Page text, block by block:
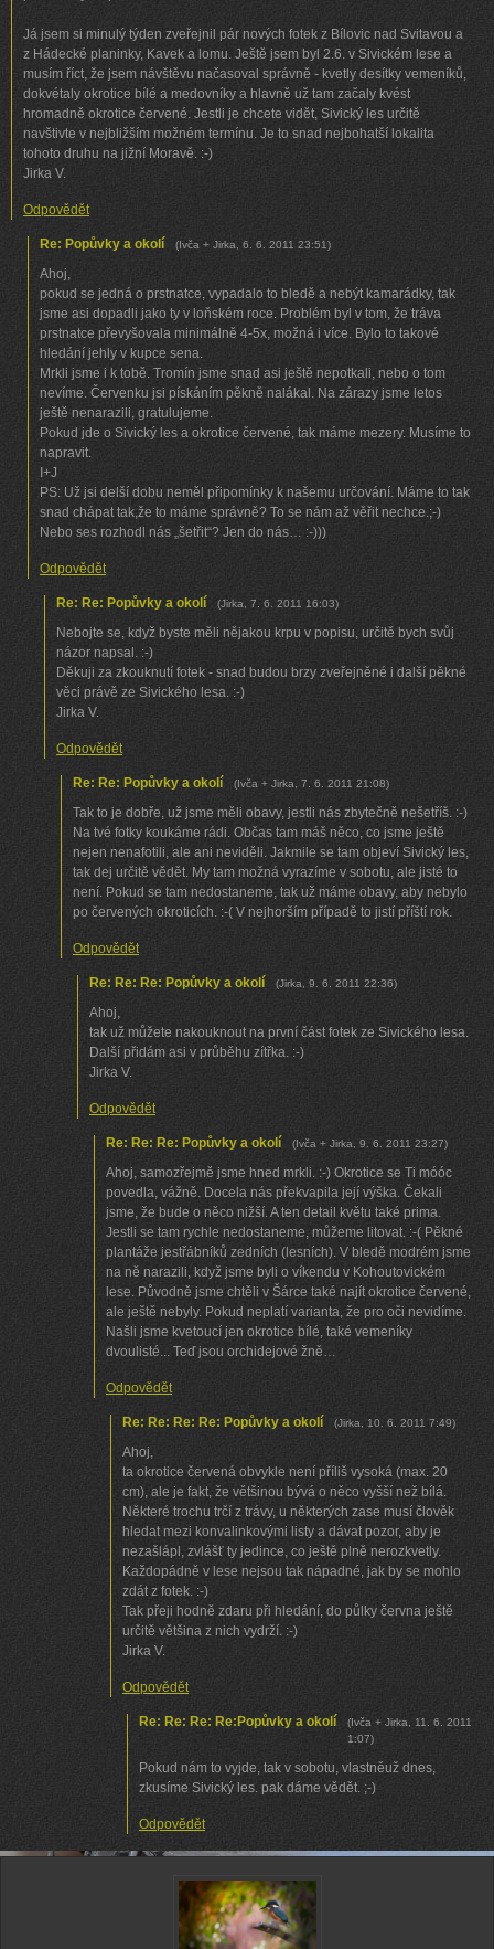
Já jsem si minulý týden zveřejnil pár nových fotek z Bílovic nad Svitavou a
z Hádecké planinky, Kavek a lomu. Ještě jsem byl 2.6. v Sivickém lese a
musím říct, že jsem návštěvu načasoval správně - kvetly desítky vemeníků,
dokvétaly okrotice bílé a medovníky a hlavně už tam začaly kvést
hromadně okrotice červené. Jestli je chcete vidět, Sivický les určitě
navštivte v nejbližším možném termínu. Je to snad nejbohatší lokalita
tohoto druhu na jižní Moravě. :-)
Jirka V.
Odpovědět
Re: Popůvky a okolí (Ivča + Jirka 6. 6. 2011 23:51)
Ahoj,
pokud se jedná o prstnatce, vypadalo to bledě a nebýt kamarádky, tak
jsme asi dopadli jako ty v loňském roce. Problém byl v tom, že tráva
prstnatce převyšovala minimálně 4-5x, možná i více. Bylo to takové
hledání jehly v kupce sena.
Mrkli jsme i k tobě. Tromín jsme snad asi ještě nepotkali, nebo o tom
nevíme. Červenku jsi pískáním pěkně nalákal. Na zárazy jsme letos
ještě nenarazili, gratulujeme.
Pokud jde o Sivický les a okrotice červené, tak máme mezery. Musíme to
napravit.
I+J
PS: Už jsi delší dobu neměl připomínky k našemu určování. Máme to tak
snad chápat tak,že to máme správně? To se nám až věřit nechce.;-)
Nebo ses rozhodl nás „šetřit“? Jen do nás… :-)))
Odpovědět
Re: Re: Popůvky a okolí (Jirka 7. 6. 2011 16:03)
Nebojte se, když byste měli nějakou krpu v popisu, určitě bych svůj
názor napsal. :-)
Děkuji za zkouknutí fotek - snad budou brzy zveřejněné i další pěkné
věci právě ze Sivického lesa. :-)
Jirka V.
Odpovědět
Re: Re: Popůvky a okolí (Ivča + Jirka 7. 6. 2011 21:08)
Tak to je dobře, už jsme měli obavy, jestli nás zbytečně nešetříš. :-)
Na tvé fotky koukáme rádi. Občas tam máš něco, co jsme ještě
nejen nenafotili, ale ani neviděli. Jakmile se tam objeví Sivický les,
tak dej určitě vědět. My tam možná vyrazíme v sobotu, ale jisté to
není. Pokud se tam nedostaneme, tak už máme obavy, aby nebylo
po červených okroticích. :-( V nejhorším případě to jistí příští rok.
Odpovědět
Re: Re: Re: Popůvky a okolí (Jirka 9. 6. 2011 22:36)
Ahoj,
tak už můžete nakouknout na první část fotek ze Sivického lesa.
Další přidám asi v průběhu zítřka. :-)
Jirka V.
Odpovědět
Re: Re: Re: Popůvky a okolí (Ivča + Jirka 9. 6. 2011 23:27)
Ahoj, samozřejmě jsme hned mrkli. :-) Okrotice se Ti móóc
povedla, vážně. Docela nás překvapila její výška. Čekali
jsme, že bude o něco nižší. A ten detail květu také prima.
Jestli se tam rychle nedostaneme, můžeme litovat. :-( Pěkné
plantáže jestřábníků zedních (lesních). V bledě modrém jsme
na ně narazili, když jsme byli o víkendu v Kohoutovickém
lese. Původně jsme chtěli v Šárce také najít okrotice červené,
ale ještě nebyly. Pokud neplatí varianta, že pro oči nevidíme.
Našli jsme kvetoucí jen okrotice bílé, také vemeníky
dvoulisté... Teď jsou orchidejové žně…
Odpovědět
Re: Re: Re: Re: Popůvky a okolí (Jirka 10. 6. 2011 7:49)
Ahoj,
ta okrotice červená obvykle není příliš vysoká (max. 20
cm), ale je fakt, že většinou bývá o něco vyšší než bílá.
Některé trochu trčí z trávy, u některých zase musí člověk
hledat mezi konvalinkovými listy a dávat pozor, aby je
nezašlápl, zvlášť ty jedince, co ještě plně nerozkvetly.
Každopádně v lese nejsou tak nápadné, jak by se mohlo
zdát z fotek. :-)
Tak přeji hodně zdaru při hledání, do půlky června ještě
určitě většina z nich vydrží. :-)
Jirka V.
Odpovědět
Re: Re: Re: Re:Popůvky a okolí (Ivča + Jirka
11. 6. 2011
1:07)
Pokud nám to vyjde, tak v sobotu, vlastněuž dnes,
zkusíme Sivický les. pak dáme vědět. ;-)
Odpovědět